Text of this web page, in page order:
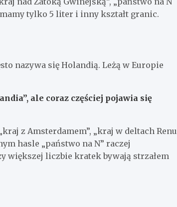
tylko 5 liter i inny kształt granic.
nazywa się Holandią. Leżą w Europie
ale coraz częściej pojawia się
z Amsterdamem”, „kraj w deltach Renu
hasle „państwo na N” raczej
większej liczbie kratek bywają strzałem